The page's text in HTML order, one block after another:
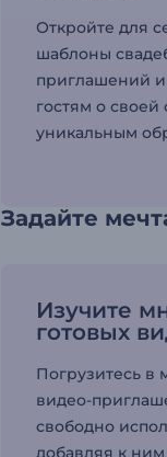
Откройте для
шаблоны
приглашений и
гостям о своей
уникальным
Задайте
Изучите
готовых
Погрузитесь в
видео-
свободно
добавляя к